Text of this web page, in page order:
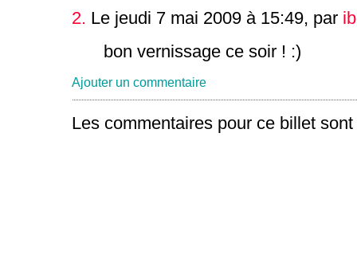
2. Le jeudi 7 mai 2009 à 15:49, par
bon vernissage ce soir ! :)
Ajouter un commentaire
Les commentaires pour ce billet